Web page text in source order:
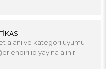
alanı ve kategori uyumu
yayına alınır.